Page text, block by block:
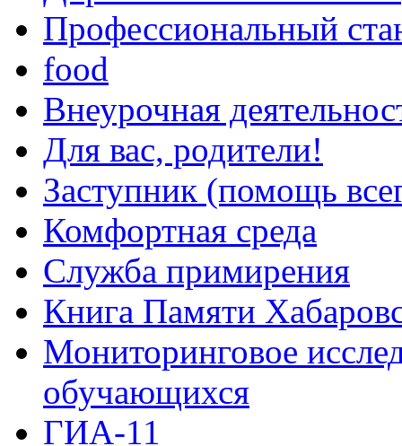
Профессиональный
food
Внеурочная
Для вас, родители!
Заступник (помощь
Комфортная среда
Служба примирения
Книга Памяти
Мониторинговое
обучающихся
ГИА-11